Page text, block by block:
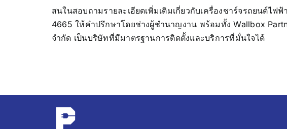
สนในสอบถามรายละเอียดเพิ่มเติมเกี่ยวกับเครื่องชาร์จรถยนต์ไฟฟ้า
4665 ให้คำปรึกษาโดยช่างผู้ชำนาญงาน พร้อมทั้ง Wallbox
จำกัด เป็นบริษัทที่มีมาตรฐานการติดตั้งและบริการที่มั่นใจได้